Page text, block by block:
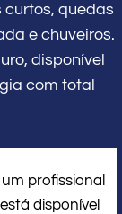
curtos, quedas
e chuveiros.
disponível
com total
profissional
disponível